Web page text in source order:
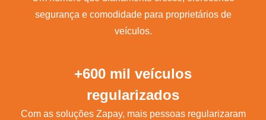
segurança e comodidade para proprietários de
veículos.
+600 mil veículos
regularizados
Com as soluções Zapay, mais pessoas regularizaram